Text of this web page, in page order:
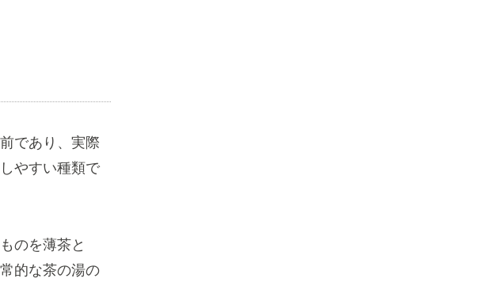
であり、実際
やすい種類で
のを薄茶と
的な茶の湯の